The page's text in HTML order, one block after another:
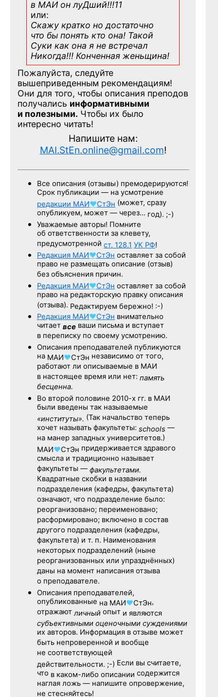
в МАИ он луДший!!!11
или:
Скажу кратко но достаточно
что бы понять кто она! Такой
Суки как она я не встречал
Никогда!!! Конченная женьщина!
Пожалуйста, следуйте
вышеприведенным рекомендациям!
Они для того, чтобы описания преподов
получались информативными
и полезными. Чтобы их было
интересно читать!
Напишите нам:
MAI.StEn.online@gmail.com!
Все описания (отзывы) премодерируются!
Срок публикации — на усмотрение
редакции МАИ♥СтЭн (может, сразу
опубликуем, может — через… год). ;-)
Уважаемые авторы! Помните
об ответственности за клевету,
предусмотренной ст. 128.1 УК РФ!
Редакция МАИ♥СтЭн оставляет за собой
право не размещать описание (отзыв)
без объяснения причин.
Редакция МАИ♥СтЭн оставляет за собой
право на редакторскую правку описания
(отзыва). Редактируем бережно! :-)
Редакция МАИ♥СтЭн внимательно
читает все ваши письма и вступает
в переписку по своему усмотрению.
Описания преподавателей публикуются
на МАИ♥СтЭн независимо от того,
работают ли описываемые в МАИ
в настоящее время или нет: память
бесценна.
Во второй половине 2010-х гг. в МАИ
были введены так называемые
«институты». (Так начальство теперь
хочет называть факультеты: schools —
на манер западных университетов.)
МАИ♥СтЭн придерживается здравого
смысла и традиционно называет
факультеты — факультетами.
Квадратные скобки в названии
подразделения (кафедры, факультета)
означают, что подразделение было:
реорганизовано; переименовано;
расформировано; включено в состав
другого подразделения (кафедры,
факультета) и т. п. Наименования
некоторых подразделений (ныне
реорганизованных или упразднённых)
даны на момент написания отзыва
о преподавателе.
Описания преподавателей,
опубликованные на МАИ♥СтЭн,
отражаютличный опыт и являются
субъективными оценочными суждениями
их авторов. Информация в отзыве может
быть непроверенной и вообще
не соответствующей
действительности. ;-) Если вы считаете,
что в каком-либо описании содержится
наглая ложь — напишите опровержение,
не стесняйтесь!